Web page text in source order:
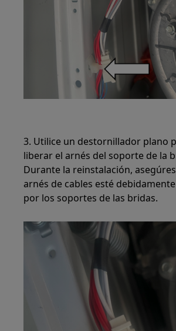
3. Utilice un destornillador plano
liberar el arnés del soporte de la
Durante la reinstalación,
arnés de cables esté
por los soportes de las bridas.